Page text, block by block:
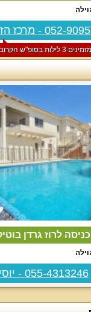
- מרכז הזמנות
כניסה לרוז גרדן
055-4313246 - יוסי